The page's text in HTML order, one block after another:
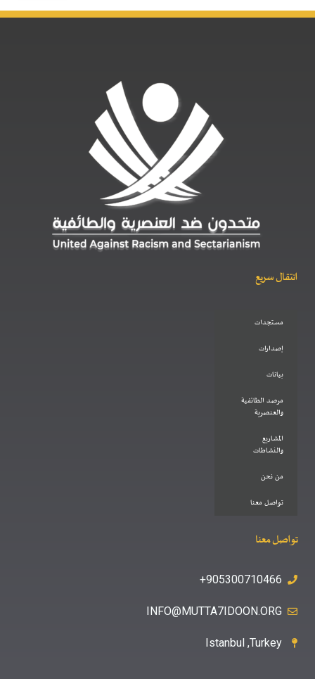
انتقال سريع
مستجدات
إصدارات
بيانات
مرصد الطائفية
والعنصرية
المشاريع
والنشاطات
من نحن
تواصل معنا
تواصل معنا
905300710466+
INFO@MUTTA7IDOON.ORG
Istanbul ,Turkey